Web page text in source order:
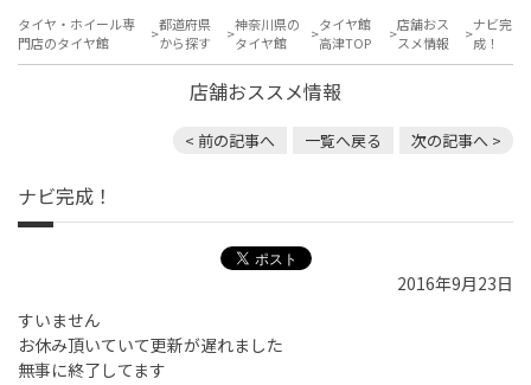
タイヤ・ホイール専
門店のタイヤ館
都道府県
から探す
神奈川県の
タイヤ館
タイヤ館
高津TOP
店舗おス
スメ情報
ナビ完
成！
店舗おススメ情報
< 前の記事へ 一覧へ戻る 次の記事へ >
ナビ完成！
2016年9月23日
すいません
お休み頂いていて更新が遅れました
無事に終了してます